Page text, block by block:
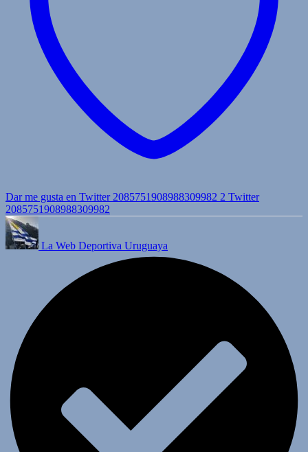
Dar me gusta en Twitter 2085751908988309982 2 Twitter
2085751908988309982
La Web Deportiva Uruguaya